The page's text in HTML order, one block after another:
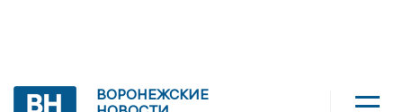
ВОРОНЕЖСКИЕ